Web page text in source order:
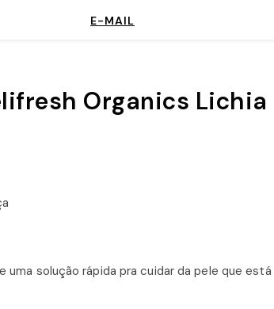
E-MAIL
Organics Lichia
solução rápida pra cuidar da pele que está